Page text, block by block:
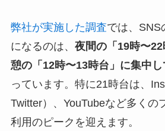
弊社が実施した調査では、SNS
になるのは、 夜間の「19時〜
憩の「12時〜13時台」に集中し
っています。特に21時台は、
Twitter）、YouTubeなど多くの
利用のピークを迎えます。